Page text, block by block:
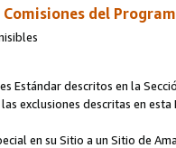
del
Estándar descritos en la
exclusiones descritas en
en su Sitio a un Sitio de